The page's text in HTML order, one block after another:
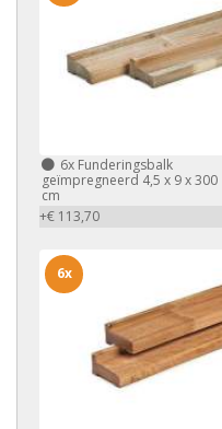
6x Funderingsbalk
geïmpregneerd 4,5 x 9 x 300
cm
+€ 113,70
6x